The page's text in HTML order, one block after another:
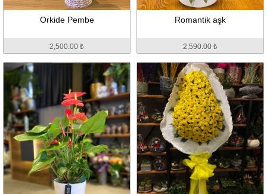
Orkide Pembe
2,500.00 ₺
Romantik aşk
2,590.00 ₺